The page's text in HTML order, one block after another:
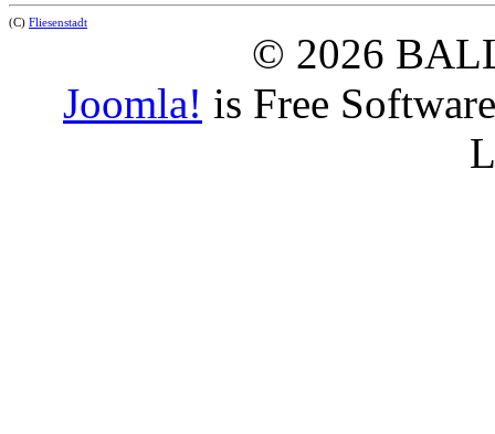
(C) Fliesenstadt
© 2026
Joomla! is Free